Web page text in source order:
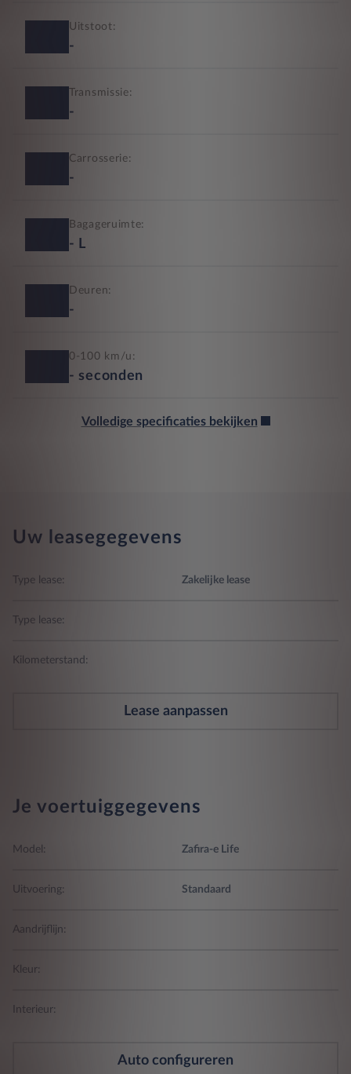
Uitstoot:
-
Transmissie:
-
Carrosserie:
-
Bagageruimte:
- L
Deuren:
-
0-100 km/u:
- seconden
Volledige specificaties bekijken
Uw leasegegevens
Type lease: Zakelijke lease
Type lease:
Kilometerstand:
Lease aanpassen
Je voertuiggegevens
Model: Zafira-e Life
Uitvoering: Standaard
Aandrijflijn:
Kleur:
Interieur:
Auto configureren